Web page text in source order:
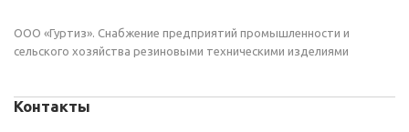
ООО «Гуртиз». Снабжение предприятий промышленности и
сельского хозяйства резиновыми техническими изделиями
Контакты